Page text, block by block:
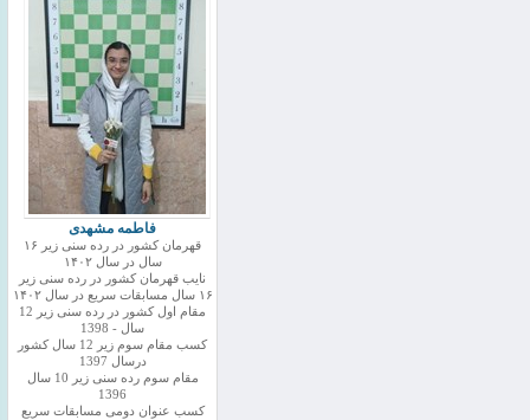
فاطمه مشهدی
قهرمان کشور در رده سنی زیر ۱۶
سال در سال ۱۴۰۲
نایب قهرمان کشور در رده سنی زیر
۱۶ سال مسابقات سریع در سال ۱۴۰۲
مقام اول کشور در رده سنی زیر 12
سال - 1398
کسب مقام سوم زیر 12 سال کشور
درسال 1397
مقام سوم رده سنی زیر 10 سال
1396
کسب عنوان دومی مسابقات سریع